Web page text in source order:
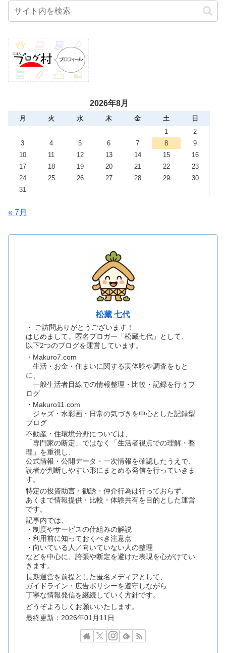
2026年8月
月 火 水 木 金 土
日
1
2
3
4 5 6 7 8
9
10
11 12 13 14 15
16
17
18 19 20 21 22
23
24
25 26 27 28 29
30
31
« 7月
松藏 七代
・ ご訪問ありがとうございます！
はじめまして。匿名ブロガー「松藏七代」として、
以下2つのブログを運営しています。
・Makuro7.com
生活・お金・住まいに関する実体験や調査をもと
に、
一般生活者目線での情報整理・比較・記録を行うブ
ログ
・Makuro11.com
ジャズ・水彩画・日常の気づきを中心とした記録型
ブログ
不動産・住環境分野については、
「専門家の断定」ではなく「生活者視点での理解・整
理」を重視し、
公式情報・公開データ・一次情報を確認したうえで、
読者が判断しやすい形にまとめる発信を行っていきま
す。
特定の投資助言・勧誘・仲介行為は行っておらず、
あくまで情報提供・比較・体験共有を目的とした運営
です。
記事内では、
・制度やサービスの仕組みの解説
・利用前に知っておくべき注意点
・向いている人／向いていない人の整理
などを中心に、誇張や断定を避けた表現を心がけてい
きます。
長期運営を前提とした匿名メディアとして、
ガイドライン・広告ポリシーを遵守しながら
丁寧な情報発信を継続していく方針です。
どうぞよろしくお願いいたします。
最終更新：2026年01月11日